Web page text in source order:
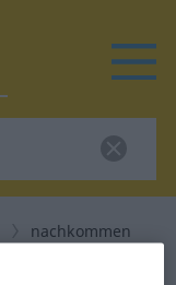
nachkommen